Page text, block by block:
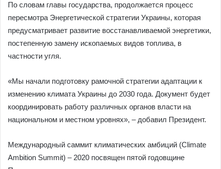
По словам главы государства, продолжается процесс
пересмотра Энергетической стратегии Украины, которая
предусматривает развитие восстанавливаемой энергетики,
постепенную замену ископаемых видов топлива, в
частности угля.
«Мы начали подготовку рамочной стратегии адаптации к
изменению климата Украины до 2030 года. Документ будет
координировать работу различных органов власти на
национальном и местном уровнях», – добавил Президент.
Международный саммит климатических амбиций (Climate
Ambition Summit) – 2020 посвящен пятой годовщине